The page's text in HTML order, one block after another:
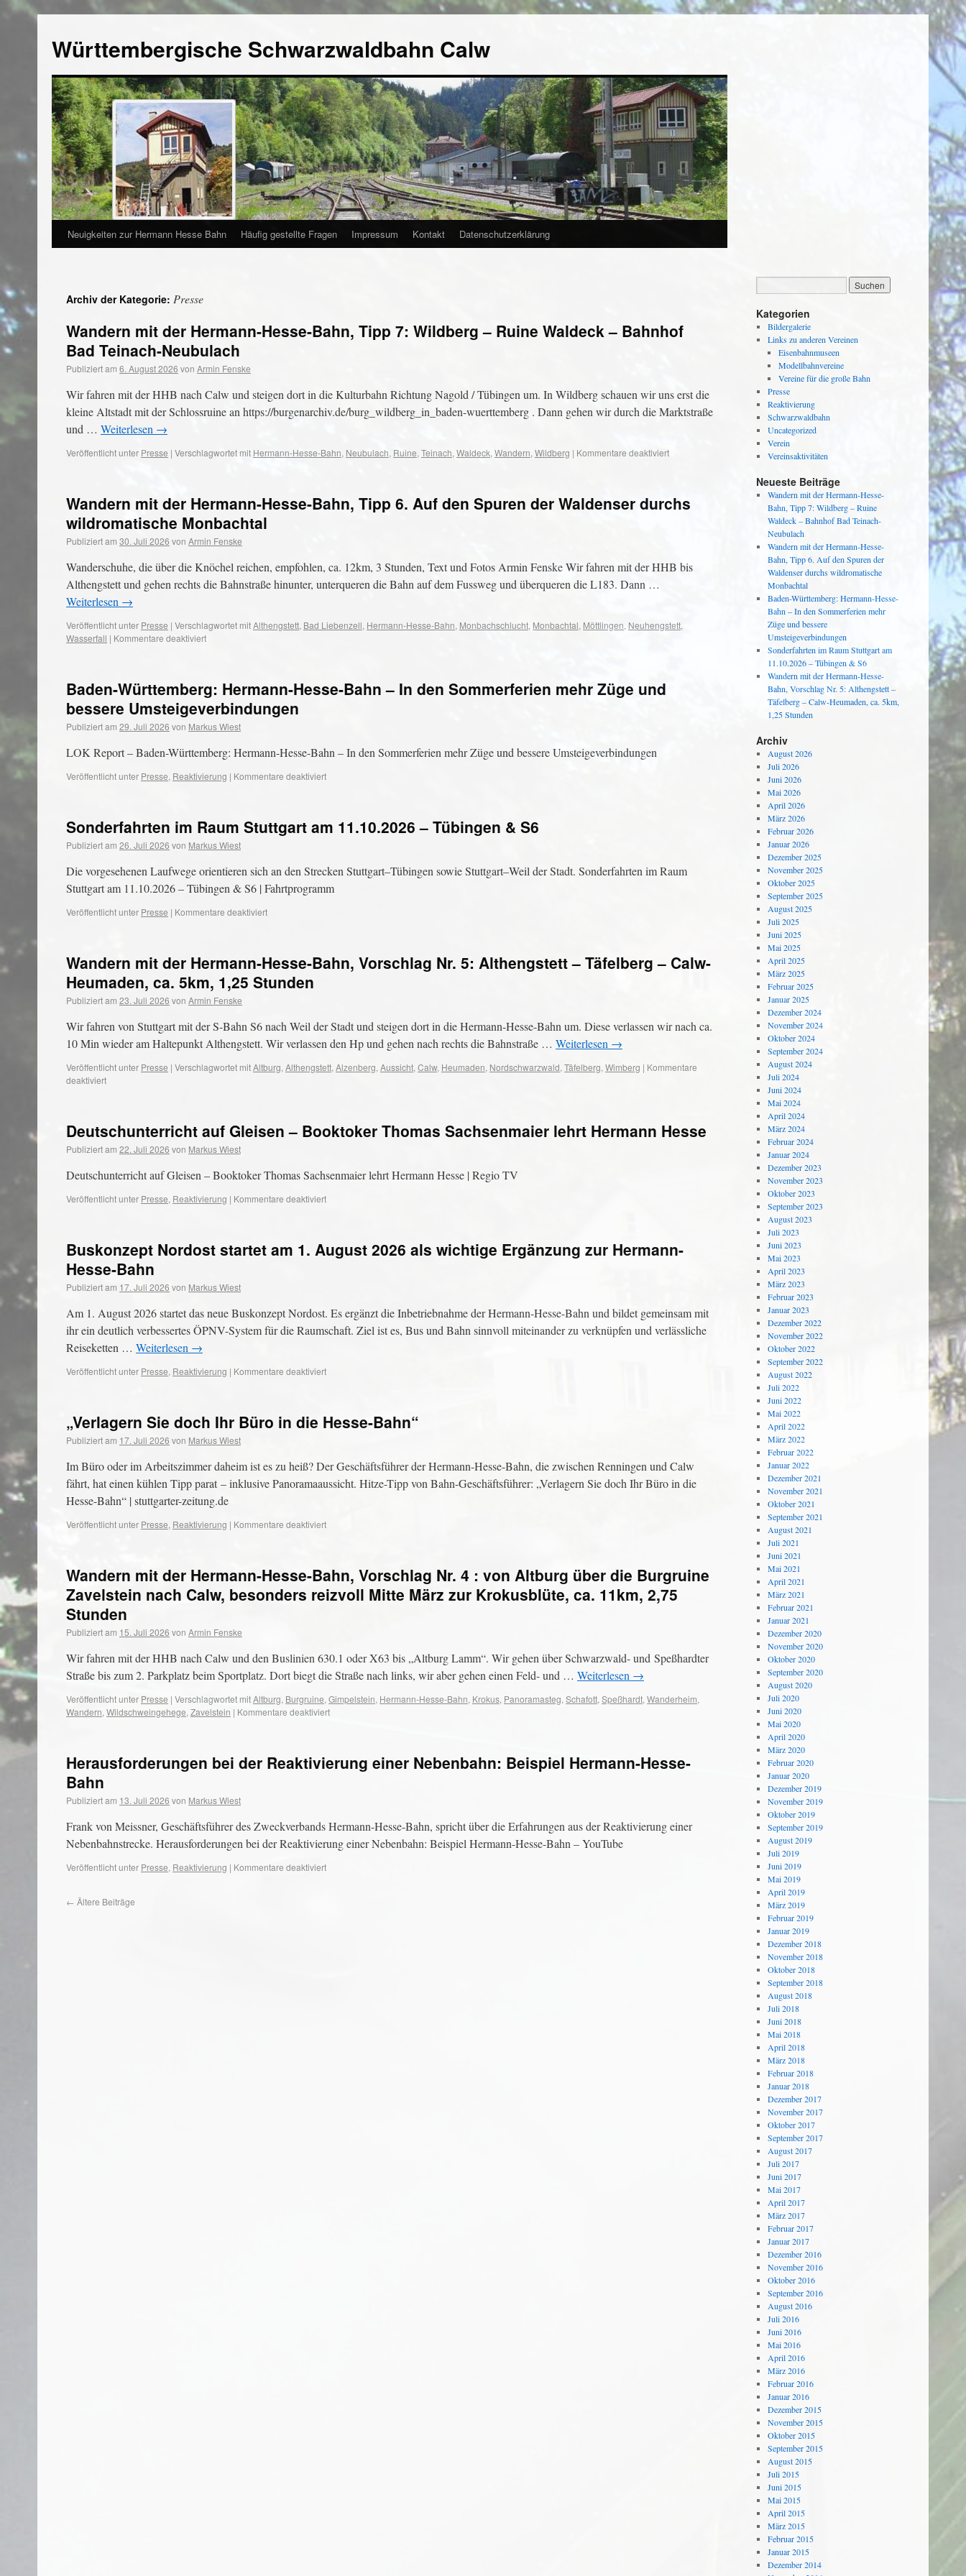
Württembergische Schwarzwaldbahn Calw
Neuigkeiten zur Hermann Hesse Bahn Häufig gestellte Fragen Impressum Kontakt Datenschutzerklärung
Archiv der Kategorie: Presse
Wandern mit der Hermann-Hesse-Bahn, Tipp 7: Wildberg – Ruine Waldeck – Bahnhof
Bad Teinach-Neubulach
Publiziert am 6. August 2026 von Armin Fenske
Wir fahren mit der HHB nach Calw und steigen dort in die Kulturbahn Richtung Nagold / Tübingen um. In Wildberg schauen wir uns erst die
kleine Altstadt mit der Schlossruine an https://burgenarchiv.de/burg_wildberg_in_baden-wuerttemberg . Dann gehen wir durch die Marktstraße
und … Weiterlesen →
Veröffentlicht unter Presse | Verschlagwortet mit Hermann-Hesse-Bahn, Neubulach, Ruine, Teinach, Waldeck, Wandern, Wildberg | Kommentare deaktiviert
Wandern mit der Hermann-Hesse-Bahn, Tipp 6. Auf den Spuren der Waldenser durchs
wildromatische Monbachtal
Publiziert am 30. Juli 2026 von Armin Fenske
Wanderschuhe, die über die Knöchel reichen, empfohlen, ca. 12km, 3 Stunden, Text und Fotos Armin Fenske Wir fahren mit der HHB bis
Althengstett und gehen rechts die Bahnstraße hinunter, unterqueren die Bahn auf dem Fussweg und überqueren die L183. Dann …
Weiterlesen →
Veröffentlicht unter Presse | Verschlagwortet mitAlthengstett, Bad Liebenzell, Hermann-Hesse-Bahn, Monbachschlucht, Monbachtal, Möttlingen, Neuhengstett,
Wasserfall | Kommentare deaktiviert
Baden-Württemberg: Hermann-Hesse-Bahn – In den Sommerferien mehr Züge und
bessere Umsteigeverbindungen
Publiziert am 29. Juli 2026 von Markus Wiest
LOK Report – Baden-Württemberg: Hermann-Hesse-Bahn – In den Sommerferien mehr Züge und bessere Umsteigeverbindungen
Veröffentlicht unter Presse, Reaktivierung | Kommentare deaktiviert
Sonderfahrten im Raum Stuttgart am 11.10.2026 – Tübingen & S6
Publiziert am 26. Juli 2026 von Markus Wiest
Die vorgesehenen Laufwege orientieren sich an den Strecken Stuttgart–Tübingen sowie Stuttgart–Weil der Stadt. Sonderfahrten im Raum
Stuttgart am 11.10.2026 – Tübingen & S6 | Fahrtprogramm
Veröffentlicht unter Presse | Kommentare deaktiviert
Wandern mit der Hermann-Hesse-Bahn, Vorschlag Nr. 5: Althengstett – Täfelberg – Calw-
Heumaden, ca. 5km, 1,25 Stunden
Publiziert am 23. Juli 2026 von Armin Fenske
Wir fahren von Stuttgart mit der S-Bahn S6 nach Weil der Stadt und steigen dort in die Hermann-Hesse-Bahn um. Diese verlassen wir nach ca.
10 Min wieder am Haltepunkt Althengstett. Wir verlassen den Hp und gehen nach rechts die Bahnstraße … Weiterlesen →
Veröffentlicht unter Presse | Verschlagwortet mitAltburg, Althengstett, Alzenberg, Aussicht, Calw, Heumaden, Nordschwarzwald, Täfelberg, Wimberg | Kommentare
deaktiviert
Deutschunterricht auf Gleisen – Booktoker Thomas Sachsenmaier lehrt Hermann Hesse
Publiziert am 22. Juli 2026 von Markus Wiest
Deutschunterricht auf Gleisen – Booktoker Thomas Sachsenmaier lehrt Hermann Hesse | Regio TV
Veröffentlicht unter Presse, Reaktivierung | Kommentare deaktiviert
Buskonzept Nordost startet am 1. August 2026 als wichtige Ergänzung zur Hermann-
Hesse-Bahn
Publiziert am 17. Juli 2026 von Markus Wiest
Am 1. August 2026 startet das neue Buskonzept Nordost. Es ergänzt die Inbetriebnahme der Hermann-Hesse-Bahn und bildet gemeinsam mit
ihr ein deutlich verbessertes ÖPNV-System für die Raumschaft. Ziel ist es, Bus und Bahn sinnvoll miteinander zu verknüpfen und verlässliche
Reiseketten … Weiterlesen →
Veröffentlicht unter Presse, Reaktivierung | Kommentare deaktiviert
„Verlagern Sie doch Ihr Büro in die Hesse-Bahn“
Publiziert am 17. Juli 2026 von Markus Wiest
Im Büro oder im Arbeitszimmer daheim ist es zu heiß? Der Geschäftsführer der Hermann-Hesse-Bahn, die zwischen Renningen und Calw
fährt, hat einen kühlen Tipp parat – inklusive Panoramaaussicht. Hitze-Tipp von Bahn-Geschäftsführer: „Verlagern Sie doch Ihr Büro in die
Hesse-Bahn“ | stuttgarter-zeitung.de
Veröffentlicht unter Presse, Reaktivierung | Kommentare deaktiviert
Wandern mit der Hermann-Hesse-Bahn, Vorschlag Nr. 4 : von Altburg über die Burgruine
Zavelstein nach Calw, besonders reizvoll Mitte März zur Krokusblüte, ca. 11km, 2,75
Stunden
Publiziert am 15. Juli 2026 von Armin Fenske
Wir fahren mit der HHB nach Calw und den Buslinien 630.1 oder X63 bis „Altburg Lamm“. Wir gehen über Schwarzwald- und Speßhardter
Straße bis zum 2. Parkplatz beim Sportplatz. Dort biegt die Straße nach links, wir aber gehen einen Feld- und … Weiterlesen →
Veröffentlicht unter Presse | Verschlagwortet mitAltburg, Burgruine, Gimpelstein, Hermann-Hesse-Bahn, Krokus, Panoramasteg, Schafott, Speßhardt, Wanderheim,
Wandern, Wildschweingehege, Zavelstein | Kommentare deaktiviert
Herausforderungen bei der Reaktivierung einer Nebenbahn: Beispiel Hermann-Hesse-
Bahn
Publiziert am 13. Juli 2026 von Markus Wiest
Frank von Meissner, Geschäftsführer des Zweckverbands Hermann-Hesse-Bahn, spricht über die Erfahrungen aus der Reaktivierung einer
Nebenbahnstrecke. Herausforderungen bei der Reaktivierung einer Nebenbahn: Beispiel Hermann-Hesse-Bahn – YouTube
Veröffentlicht unter Presse, Reaktivierung | Kommentare deaktiviert
← Ältere Beiträge
Kategorien
Bildergalerie
Links zu anderen Vereinen
Eisenbahnmuseen
Modellbahnvereine
Vereine für die große Bahn
Presse
Reaktivierung
Schwarzwaldbahn
Uncategorized
Verein
Vereinsaktivitäten
Neueste Beiträge
Wandern mit der Hermann-Hesse-
Bahn, Tipp 7: Wildberg – Ruine
Waldeck – Bahnhof Bad Teinach-
Neubulach
Wandern mit der Hermann-Hesse-
Bahn, Tipp 6. Auf den Spuren der
Waldenser durchs wildromatische
Monbachtal
Baden-Württemberg: Hermann-Hesse-
Bahn – In den Sommerferien mehr
Züge und bessere
Umsteigeverbindungen
Sonderfahrten im Raum Stuttgart am
11.10.2026 – Tübingen & S6
Wandern mit der Hermann-Hesse-
Bahn, Vorschlag Nr. 5: Althengstett –
Täfelberg – Calw-Heumaden, ca. 5km,
1,25 Stunden
Archiv
August 2026
Juli 2026
Juni 2026
Mai 2026
April 2026
März 2026
Februar 2026
Januar 2026
Dezember 2025
November 2025
Oktober 2025
September 2025
August 2025
Juli 2025
Juni 2025
Mai 2025
April 2025
März 2025
Februar 2025
Januar 2025
Dezember 2024
November 2024
Oktober 2024
September 2024
August 2024
Juli 2024
Juni 2024
Mai 2024
April 2024
März 2024
Februar 2024
Januar 2024
Dezember 2023
November 2023
Oktober 2023
September 2023
August 2023
Juli 2023
Juni 2023
Mai 2023
April 2023
März 2023
Februar 2023
Januar 2023
Dezember 2022
November 2022
Oktober 2022
September 2022
August 2022
Juli 2022
Juni 2022
Mai 2022
April 2022
März 2022
Februar 2022
Januar 2022
Dezember 2021
November 2021
Oktober 2021
September 2021
August 2021
Juli 2021
Juni 2021
Mai 2021
April 2021
März 2021
Februar 2021
Januar 2021
Dezember 2020
November 2020
Oktober 2020
September 2020
August 2020
Juli 2020
Juni 2020
Mai 2020
April 2020
März 2020
Februar 2020
Januar 2020
Dezember 2019
November 2019
Oktober 2019
September 2019
August 2019
Juli 2019
Juni 2019
Mai 2019
April 2019
März 2019
Februar 2019
Januar 2019
Dezember 2018
November 2018
Oktober 2018
September 2018
August 2018
Juli 2018
Juni 2018
Mai 2018
April 2018
März 2018
Februar 2018
Januar 2018
Dezember 2017
November 2017
Oktober 2017
September 2017
August 2017
Juli 2017
Juni 2017
Mai 2017
April 2017
März 2017
Februar 2017
Januar 2017
Dezember 2016
November 2016
Oktober 2016
September 2016
August 2016
Juli 2016
Juni 2016
Mai 2016
April 2016
März 2016
Februar 2016
Januar 2016
Dezember 2015
November 2015
Oktober 2015
September 2015
August 2015
Juli 2015
Juni 2015
Mai 2015
April 2015
März 2015
Februar 2015
Januar 2015
Dezember 2014